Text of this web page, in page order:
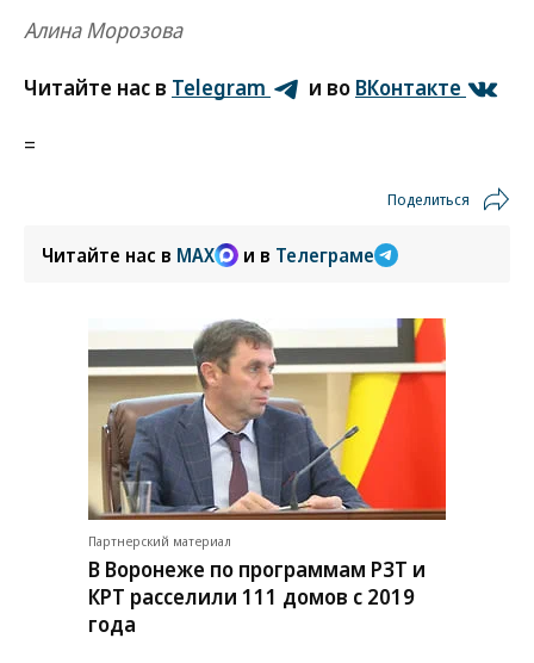
Алина Морозова
Читайте нас в Telegram и во ВКонтакте
=
Поделиться
Читайте нас в MAX и в Телеграме
Партнерский материал
В Воронеже по программам РЗТ и
КРТ расселили 111 домов с 2019
года